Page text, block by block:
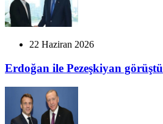
22 Haziran 2026
Erdoğan ile Pezeşkiyan görüştü